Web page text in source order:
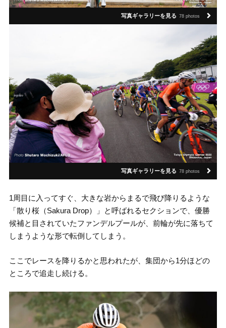
写真ギャラリーを見る 78 photos
写真ギャラリーを見る 78 photos
1周目に入ってすぐ、大きな岩からまるで飛び降りるような
「散り桜（Sakura Drop）」と呼ばれるセクションで、優勝
候補と目されていたファンデルプールが、前輪が先に落ちて
しまうような形で転倒してしまう。
ここでレースを降りるかと思われたが、集団から1分ほどの
ところで追走し続ける。